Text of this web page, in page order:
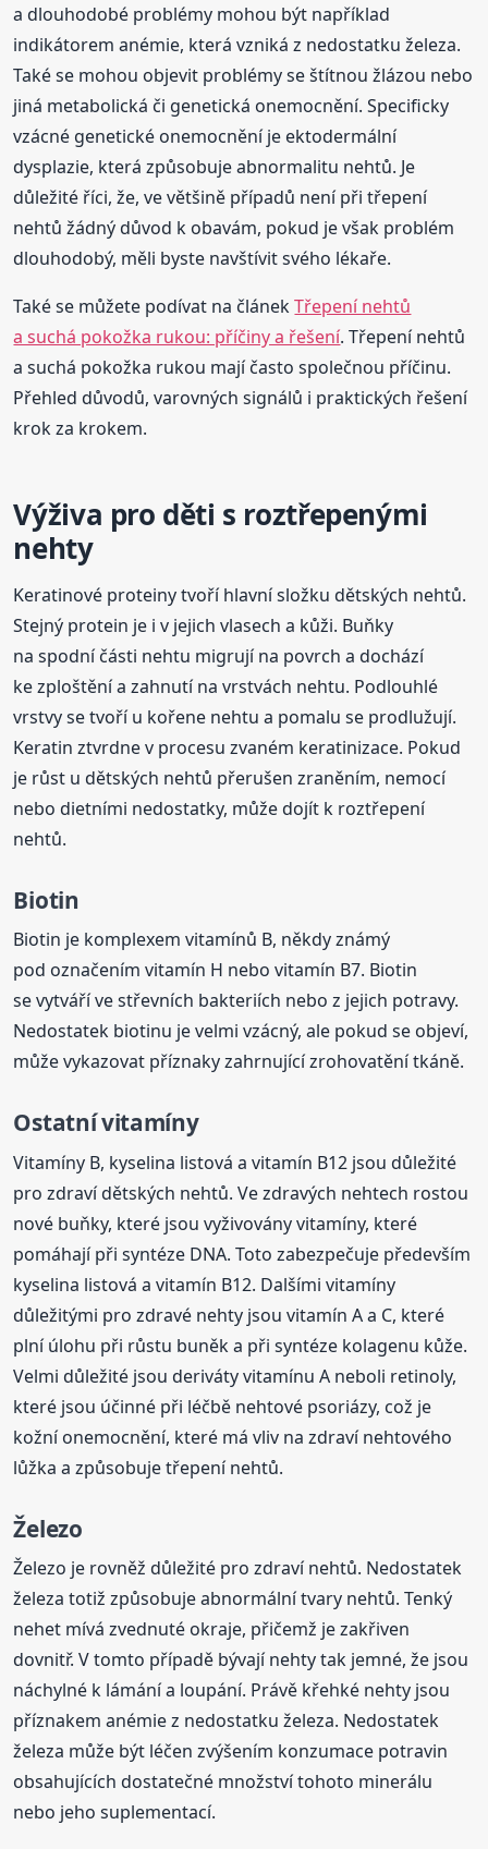
a dlouhodobé problémy mohou být například
indikátorem anémie, která vzniká z nedostatku železa.
Také se mohou objevit problémy se štítnou žlázou nebo
jiná metabolická či genetická onemocnění. Specificky
vzácné genetické onemocnění je ektodermální
dysplazie, která způsobuje abnormalitu nehtů. Je
důležité říci, že, ve většině případů není při třepení
nehtů žádný důvod k obavám, pokud je však problém
dlouhodobý, měli byste navštívit svého lékaře.
Také se můžete podívat na článekTřepení nehtů
a suchá pokožka rukou: příčiny a řešení. Třepení nehtů
a suchá pokožka rukou mají často společnou příčinu.
Přehled důvodů, varovných signálů i praktických řešení
krok za krokem.
Výživa pro děti s roztřepenými
nehty
Keratinové proteiny tvoří hlavní složku dětských nehtů.
Stejný protein je i v jejich vlasech a kůži. Buňky
na spodní části nehtu migrují na povrch a dochází
ke zploštění a zahnutí na vrstvách nehtu. Podlouhlé
vrstvy se tvoří u kořene nehtu a pomalu se prodlužují.
Keratin ztvrdne v procesu zvaném keratinizace. Pokud
je růst u dětských nehtů přerušen zraněním, nemocí
nebo dietními nedostatky, může dojít k roztřepení
nehtů.
Biotin
Biotin je komplexem vitamínů B, někdy známý
pod označením vitamín H nebo vitamín B7. Biotin
se vytváří ve střevních bakteriích nebo z jejich potravy.
Nedostatek biotinu je velmi vzácný, ale pokud se objeví,
může vykazovat příznaky zahrnující zrohovatění tkáně.
Ostatní vitamíny
Vitamíny B, kyselina listová a vitamín B12 jsou důležité
pro zdraví dětských nehtů. Ve zdravých nehtech rostou
nové buňky, které jsou vyživovány vitamíny, které
pomáhají při syntéze DNA. Toto zabezpečuje především
kyselina listová a vitamín B12. Dalšími vitamíny
důležitými pro zdravé nehty jsou vitamín A a C, které
plní úlohu při růstu buněk a při syntéze kolagenu kůže.
Velmi důležité jsou deriváty vitamínu A neboli retinoly,
které jsou účinné při léčbě nehtové psoriázy, což je
kožní onemocnění, které má vliv na zdraví nehtového
lůžka a způsobuje třepení nehtů.
Železo
Železo je rovněž důležité pro zdraví nehtů. Nedostatek
železa totiž způsobuje abnormální tvary nehtů. Tenký
nehet mívá zvednuté okraje, přičemž je zakřiven
dovnitř. V tomto případě bývají nehty tak jemné, že jsou
náchylné k lámání a loupání. Právě křehké nehty jsou
příznakem anémie z nedostatku železa. Nedostatek
železa může být léčen zvýšením konzumace potravin
obsahujících dostatečné množství tohoto minerálu
nebo jeho suplementací.